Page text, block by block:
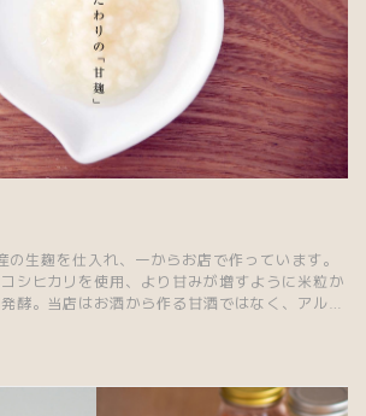
生麹を仕入れ、一からお店で作っています。
シヒカリを使用、より甘みが増すように米粒か
酵。当店はお酒から作る甘酒ではなく、アル